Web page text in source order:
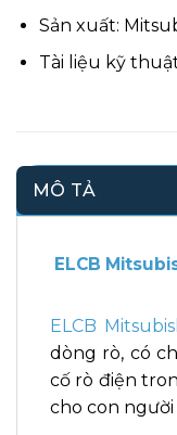
Sản xuất:
Tài liệu kỹ
MÔ TẢ
ELCB
ELCB
dòng rò, có
cố rò điện
cho con